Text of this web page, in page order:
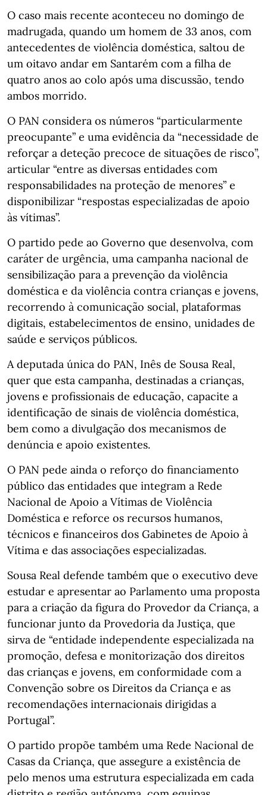
O caso mais recente aconteceu no domingo de
madrugada, quando um homem de 33 anos, com
antecedentes de violência doméstica, saltou de
um oitavo andar em Santarém com a filha de
quatro anos ao colo após uma discussão, tendo
ambos morrido.
O PAN considera os números “particularmente
preocupante” e uma evidência da “necessidade de
reforçar a deteção precoce de situações de risco”,
articular “entre as diversas entidades com
responsabilidades na proteção de menores” e
disponibilizar “respostas especializadas de apoio
às vítimas”.
O partido pede ao Governo que desenvolva, com
caráter de urgência, uma campanha nacional de
sensibilização para a prevenção da violência
doméstica e da violência contra crianças e jovens,
recorrendo à comunicação social, plataformas
digitais, estabelecimentos de ensino, unidades de
saúde e serviços públicos.
A deputada única do PAN, Inês de Sousa Real,
quer que esta campanha, destinadas a crianças,
jovens e profissionais de educação, capacite a
identificação de sinais de violência doméstica,
bem como a divulgação dos mecanismos de
denúncia e apoio existentes.
O PAN pede ainda o reforço do financiamento
público das entidades que integram a Rede
Nacional de Apoio a Vítimas de Violência
Doméstica e reforce os recursos humanos,
técnicos e financeiros dos Gabinetes de Apoio à
Vítima e das associações especializadas.
Sousa Real defende também que o executivo deve
estudar e apresentar ao Parlamento uma proposta
para a criação da figura do Provedor da Criança, a
funcionar junto da Provedoria da Justiça, que
sirva de “entidade independente especializada na
promoção, defesa e monitorização dos direitos
das crianças e jovens, em conformidade com a
Convenção sobre os Direitos da Criança e as
recomendações internacionais dirigidas a
Portugal”.
O partido propõe também uma Rede Nacional de
Casas da Criança, que assegure a existência de
pelo menos uma estrutura especializada em cada